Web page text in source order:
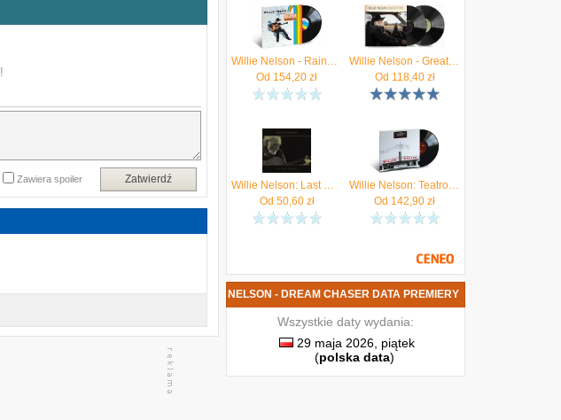
równoważy intymne historie z
Zatwierdź
Zawiera spoiler
Willie Nelson - Rainbow Connection (Winyl)
Od 154,20 zł
Willie Nelson - Greatest Hits (2xWinyl)
Od 118,40zł
Willie Nelson: Last Man Standing [CD]
Od 50,60zł
Willie Nelson: Teatro [CD]
Od 142,90 zł
NOWA PŁYTA WILLIE NELSON - DREAM CHASER DATA PREMIERY
Wszystkie daty wydania:
29 maja 2026, piątek
(polska data)